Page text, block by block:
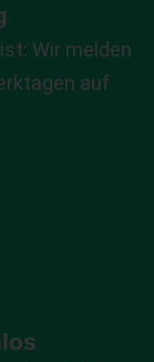
Wir melden
auf